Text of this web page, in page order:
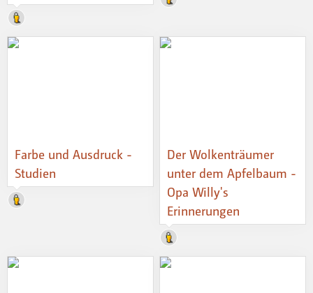
Farbe und Ausdruck -
Studien
Der Wolkenträumer
unter dem Apfelbaum -
Opa Willy's
Erinnerungen